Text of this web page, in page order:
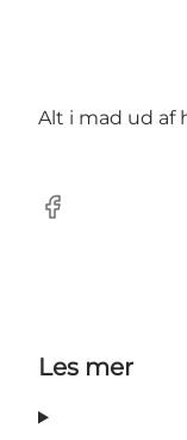
Alt i mad ud af
Facebook
Les mer